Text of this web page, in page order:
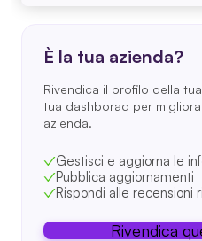
È la tua azienda?
Rivendica il profilo della
tua dashborad per
azienda.
Gestisci e aggiorna le
Pubblica aggiornamenti
Rispondi alle recensioni
Rivendica